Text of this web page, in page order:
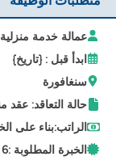
عمالة خدمة منزلية
ابدأ قبل : {تاريخ}
سنغافورة
حالة التعاقد: عقد
الراتب:بناء على
الخبرة المطلوبة :6 -